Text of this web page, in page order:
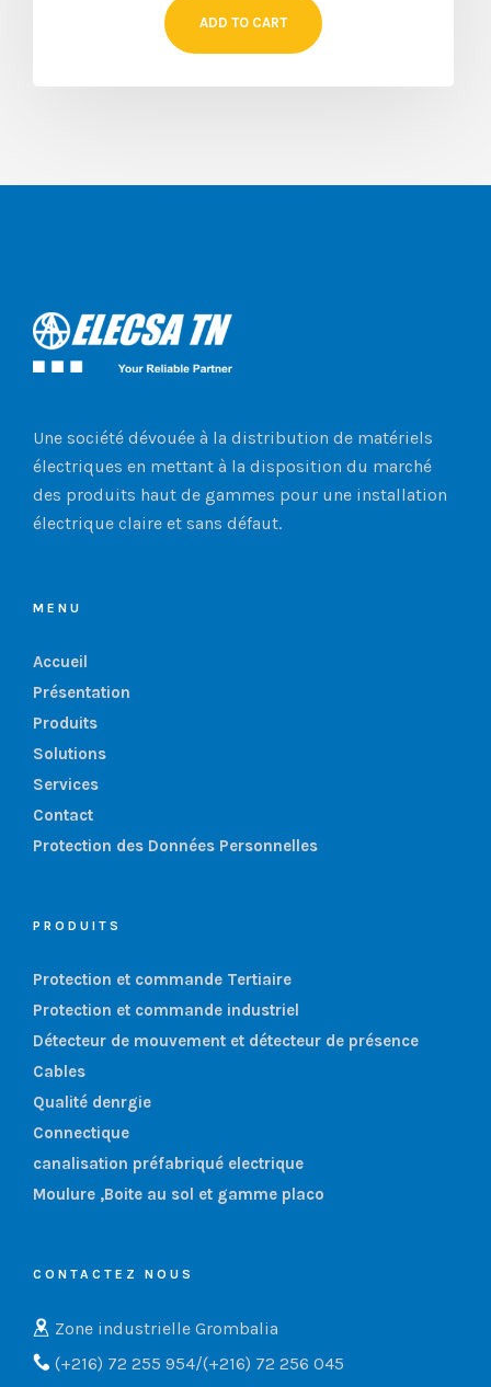
ADD TO CART
Une société dévouée à la distribution de matériels
électriques en mettant à la disposition du marché
des produits haut de gammes pour une installation
électrique claire et sans défaut.
MENU
Accueil
Présentation
Produits
Solutions
Services
Contact
Protection des Données Personnelles
PRODUITS
Protection et commande Tertiaire
Protection et commande industriel
Détecteur de mouvement et détecteur de présence
Cables
Qualité denrgie
Connectique
canalisation préfabriqué electrique
Moulure ,Boite au sol et gamme placo
CONTACTEZ NOUS
Zone industrielle Grombalia
(+216) 72 255 954/(+216) 72 256 045